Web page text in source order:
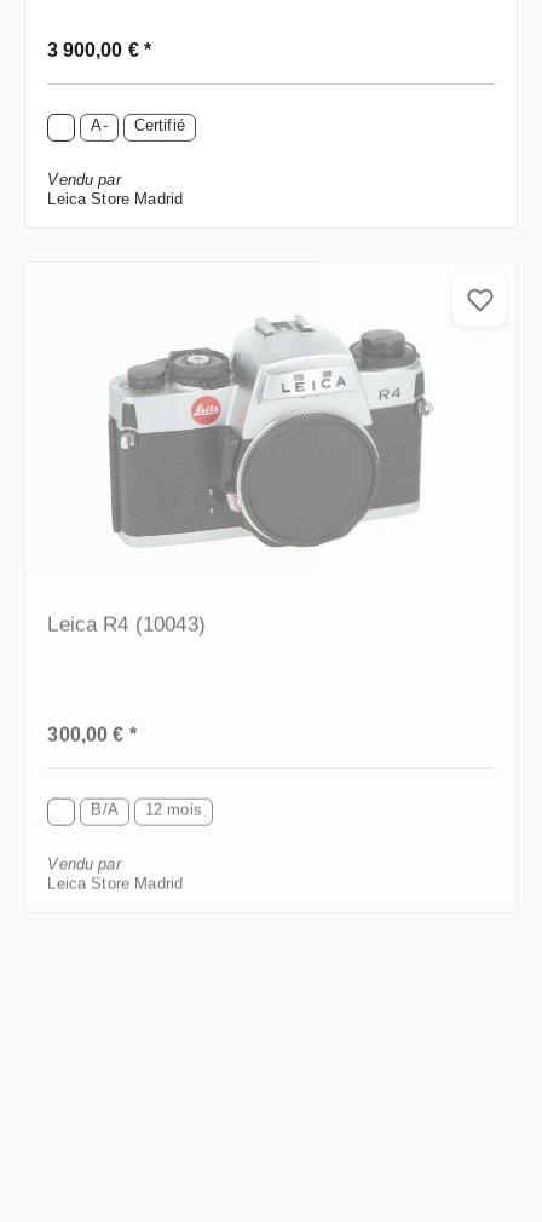
Prix régulier :
3 900,00 € *
A- Certifié
Vendu par
Leica Store Madrid
Leica R4 (10043)
300,00 € *
B/A 12 mois
Vendu par
Leica Store Madrid